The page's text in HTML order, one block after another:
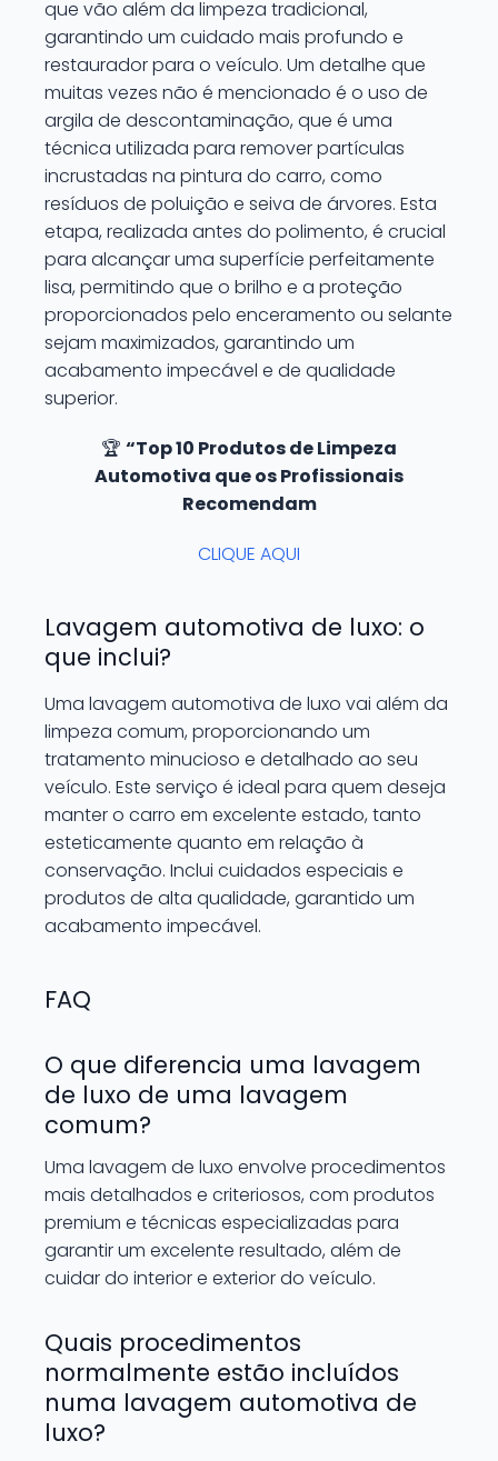
que vão além da limpeza tradicional,
garantindo um cuidado mais profundo e
restaurador para o veículo. Um detalhe que
muitas vezes não é mencionado é o uso de
argila de descontaminação, que é uma
técnica utilizada para remover partículas
incrustadas na pintura do carro, como
resíduos de poluição e seiva de árvores. Esta
etapa, realizada antes do polimento, é crucial
para alcançar uma superfície perfeitamente
lisa, permitindo que o brilho e a proteção
proporcionados pelo enceramento ou selante
sejam maximizados, garantindo um
acabamento impecável e de qualidade
superior.
🏆 “Top 10 Produtos de Limpeza
Automotiva que os Profissionais
Recomendam
CLIQUE AQUI
Lavagem automotiva de luxo: o
que inclui?
Uma lavagem automotiva de luxo vai além da
limpeza comum, proporcionando um
tratamento minucioso e detalhado ao seu
veículo. Este serviço é ideal para quem deseja
manter o carro em excelente estado, tanto
esteticamente quanto em relação à
conservação. Inclui cuidados especiais e
produtos de alta qualidade, garantido um
acabamento impecável.
FAQ
O que diferencia uma lavagem
de luxo de uma lavagem
comum?
Uma lavagem de luxo envolve procedimentos
mais detalhados e criteriosos, com produtos
premium e técnicas especializadas para
garantir um excelente resultado, além de
cuidar do interior e exterior do veículo.
Quais procedimentos
normalmente estão incluídos
numa lavagem automotiva de
luxo?